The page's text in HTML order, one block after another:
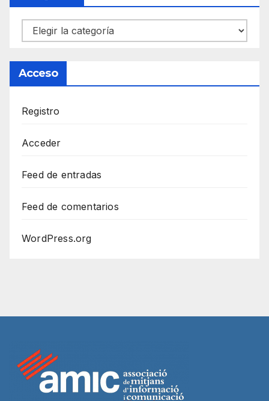
Categorías
Acceso
Registro
Acceder
Feed de entradas
Feed de comentarios
WordPress.org